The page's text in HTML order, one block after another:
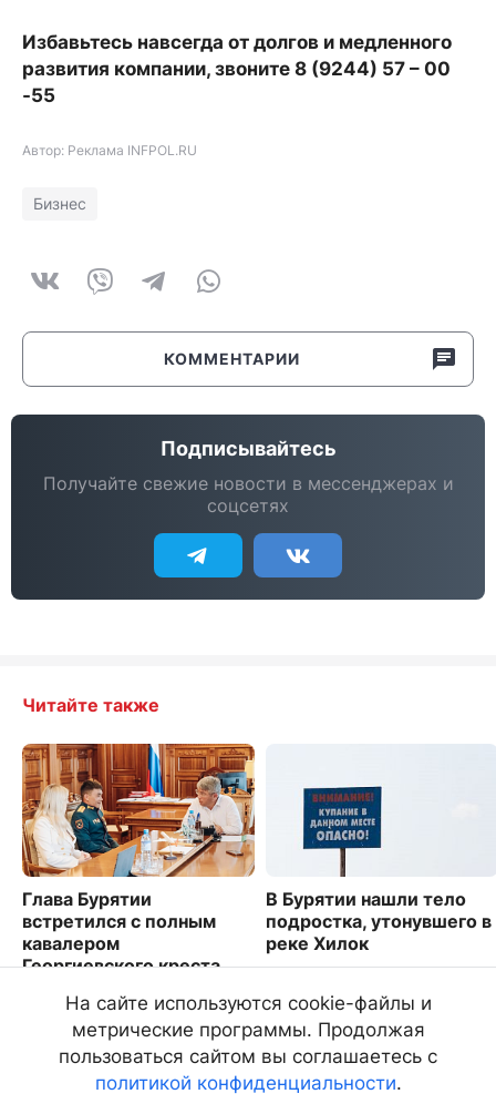
Избавьтесь навсегда от долгов и медленного
развития компании, звоните 8 (9244) 57 – 00
-55
Автор: Реклама INFPOL.RU
Бизнес
КОММЕНТАРИИ
Подписывайтесь
Получайте свежие новости в мессенджерах и
соцсетях
Читайте также
Глава Бурятии
встретился с полным
кавалером
Георгиевского креста
В Бурятии нашли тело
подростка, утонувшего в
реке Хилок
На сайте используются cookie-файлы и
метрические программы. Продолжая
пользоваться сайтом вы соглашаетесь с
политикой конфиденциальности.